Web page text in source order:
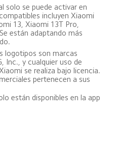
solo se puede activar en
incluyen Xiaomi
13, Xiaomi 13T Pro,
están adaptando más
logotipos son marcas
Inc., y cualquier uso de
se realiza bajo licencia.
pertenecen a sus
están disponibles en la app